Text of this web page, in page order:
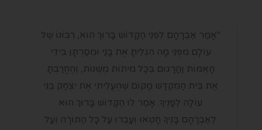
"אָמַר אַבְרָהָם לִפְנֵי הַקָּדוֹשׁ בָּרוּךְ הוּא, רִבּוֹנוֹ שֶׁל
עוֹלָם מִפְּנֵי מָה הִגְלֵיתָ אֶת בָּנַי וּמְסַרְתָּן בִּידֵי
הָאֻמּוֹת וַהֲרָגוּם בְּכָל מִיתוֹת מְשֻׁנּוֹת, וְהֶחֱרַבְתָּ
אֶת בֵּית הַמִּקְדָּשׁ מָקוֹם שֶׁהֶעֱלֵיתִי אֶת יִצְחָק בְּנִי
עוֹלָה לְפָנֶיךָ. אָמַר לוֹ הַקָּדוֹשׁ בָּרוּךְ הוּא
לְאַבְרָהָם בָּנֶיךָ חָטְאוּ וְעָבְרוּ עַל כָּל הַתּוֹרָה וְעַל